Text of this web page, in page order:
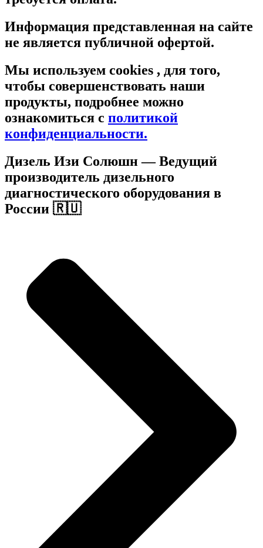
Информация представленная на сайте
не является публичной офертой.
Мы используем cookies , для того,
чтобы совершенствовать наши
продукты, подробнее можно
ознакомиться c политикой
конфиденциальности.
Дизель Изи Солюшн— Ведущий
производитель дизельного
диагностического оборудования в
России 🇷🇺